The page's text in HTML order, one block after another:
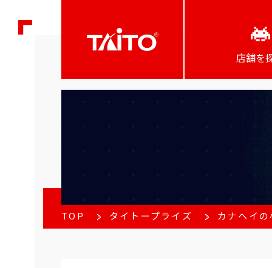
店舗を
TOP タイトープライズ カナヘイ